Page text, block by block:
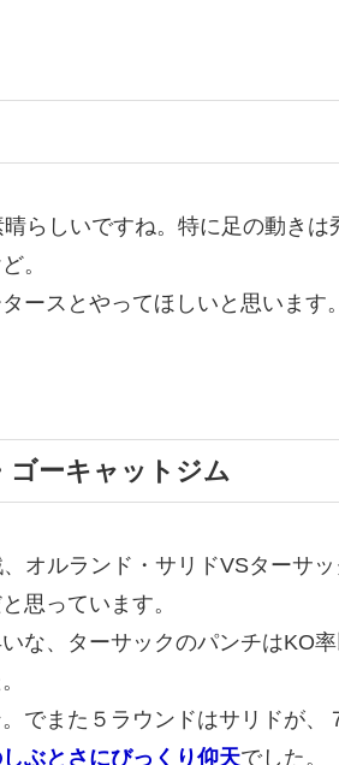
らしいですね。特に足の動きは
。
ースとやってほしいと思います。
ーキャットジム
オルランド・サリドVSターサ
思っています。
な、ターサックのパンチはKO
でまた５ラウンドはサリドが、
ぶとさにびっくり仰天でした。